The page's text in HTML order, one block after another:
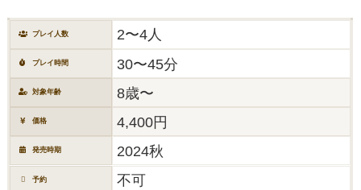
プレイ人数 2〜4人
プレイ時間 30〜45分
対象年齢 8歳〜
価格 4,400円
発売時期 2024秋
予約 不可